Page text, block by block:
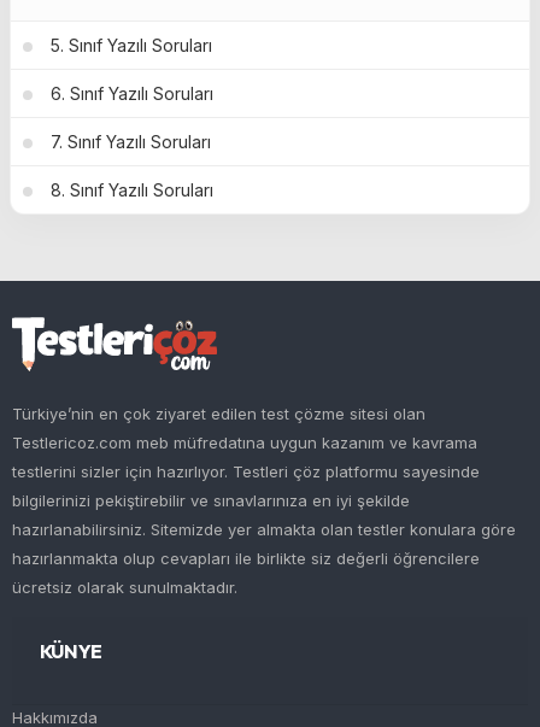
5. Sınıf Yazılı Soruları
6. Sınıf Yazılı Soruları
7. Sınıf Yazılı Soruları
8. Sınıf Yazılı Soruları
Türkiye’nin en çok ziyaret edilen test çözme sitesi olan
Testlericoz.com meb müfredatına uygun kazanım ve kavrama
testlerini sizler için hazırlıyor. Testleri çöz platformu sayesinde
bilgilerinizi pekiştirebilir ve sınavlarınıza en iyi şekilde
hazırlanabilirsiniz. Sitemizde yer almakta olan testler konulara göre
hazırlanmakta olup cevapları ile birlikte siz değerli öğrencilere
ücretsiz olarak sunulmaktadır.
KÜNYE
Hakkımızda